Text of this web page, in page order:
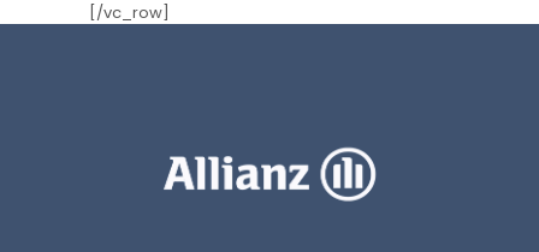
[/vc_row]